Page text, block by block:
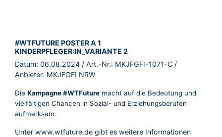
BROSCHÜRE:
#WTFUTURE POSTER A 1
KINDERPFLEGER:IN_VARIANTE 2
Datum: 06.08.2024 / Art.-Nr.: MKJFGFI-1071-C /
Anbieter: MKJFGFI NRW
Die Kampagne #WTFuture macht auf die Bedeutung und
vielfältigen Chancen in Sozial- und Erziehungsberufen
aufmerksam.
Unter www.wtfuture.de gibt es weitere Informationen